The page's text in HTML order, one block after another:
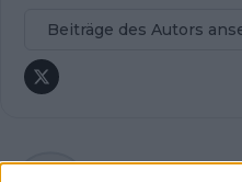
Beiträge des Autors